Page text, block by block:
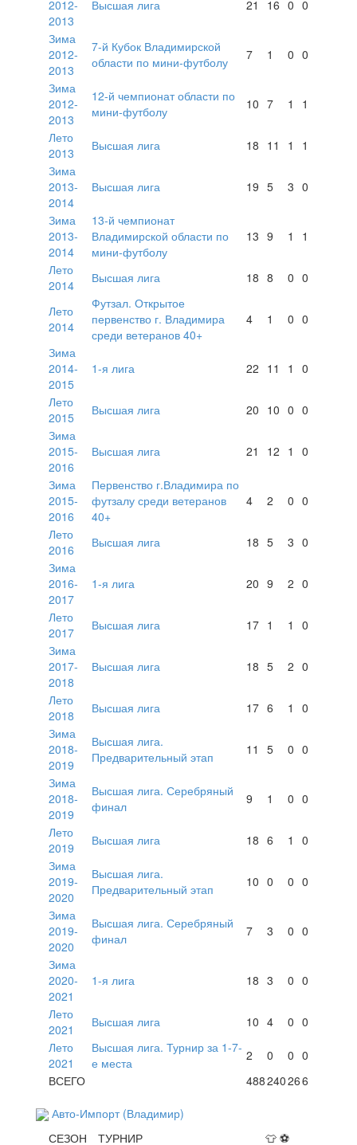
2012-
2013
Высшая лига 21 16 0 0
Зима
2012-
2013
7-й Кубок Владимирской
области по мини-футболу
7 1 0 0
Зима
2012-
2013
12-й чемпионат области по
мини-футболу
10 7 1 1
Лето
2013
Высшая лига 18 11 1
1
Зима
2013-
2014
Высшая лига 19 5 3 0
Зима
2013-
2014
13-й чемпионат
Владимирской области по
мини-футболу
13 9 1 1
Лето
2014
Высшая лига 18 8 0 0
Лето
2014
Футзал. Открытое
первенство г. Владимира
среди ветеранов 40+
4 1 0 0
Зима
2014-
2015
1-я лига 22 11 1 0
Лето
2015
Высшая лига 20 10 0 0
Зима
2015-
2016
Высшая лига 21 12 1 0
Зима
2015-
2016
Первенство г.Владимира по
футзалу среди ветеранов
40+
4 2 0 0
Лето
2016
Высшая лига 18 5 3 0
Зима
2016-
2017
1-я лига 20 9 2 0
Лето
2017
Высшая лига 17 1 1
0
Зима
2017-
2018
Высшая лига 18 5 2 0
Лето
2018
Высшая лига 17 6 1
0
Зима
2018-
2019
Высшая лига.
Предварительный этап
11 5 0 0
Зима
2018-
2019
Высшая лига. Серебряный
финал
9 1 0 0
Лето
2019
Высшая лига 18 6 1
0
Зима
2019-
2020
Высшая лига.
Предварительный этап
10 0 0 0
Зима
2019-
2020
Высшая лига. Серебряный
финал
7 3 0 0
Зима
2020-
2021
1-я лига 18 3 0 0
Лето
2021
Высшая лига 10 4 0 0
Лето
2021
Высшая лига. Турнир за 1-7-
е места
2 0 0 0
ВСЕГО
488240266
Авто-Импорт (Владимир)
СЕЗОН
ТУРНИР 👕 ⚽